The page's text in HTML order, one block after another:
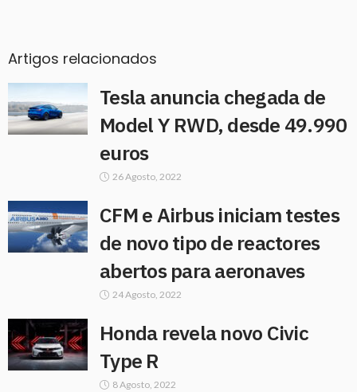
Artigos relacionados
Tesla anuncia chegada de
Model Y RWD, desde 49.990
euros
26 Agosto, 2022
CFM e Airbus iniciam testes
de novo tipo de reactores
abertos para aeronaves
24 Agosto, 2022
Honda revela novo Civic
Type R
8 Agosto, 2022